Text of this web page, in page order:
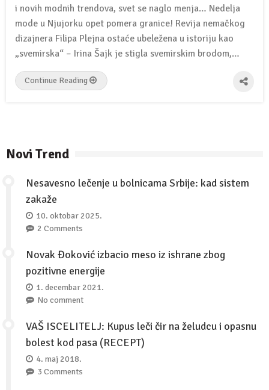
i novih modnih trendova, svet se naglo menja… Nedelja
mode u Njujorku opet pomera granice! Revija nemačkog
dizajnera Filipa Plejna ostaće ubeležena u istoriju kao
„svemirska“ – Irina Šajk je stigla svemirskim brodom,…
Continue Reading
Novi Trend
Nesavesno lečenje u bolnicama Srbije: kad sistem
zakaže
10. oktobar 2025.
2 Comments
Novak Đoković izbacio meso iz ishrane zbog
pozitivne energije
1. decembar 2021.
No comment
VAŠ ISCELITELJ: Kupus leči čir na želudcu i opasnu
bolest kod pasa (RECEPT)
4. maj 2018.
3 Comments